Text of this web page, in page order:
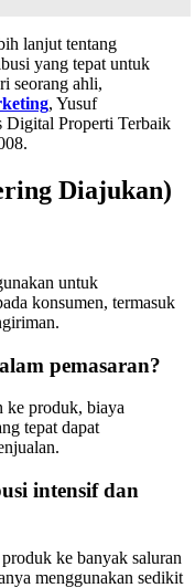
lanjut tentang
yang tepat untuk
seorang ahli,
, Yusuf
Properti Terbaik
Diajukan)
untuk
konsumen, termasuk
pemasaran?
ke produk, biaya
tepat dapat
intensif dan
ke banyak saluran
menggunakan sedikit